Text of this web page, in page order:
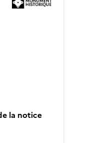
la notice